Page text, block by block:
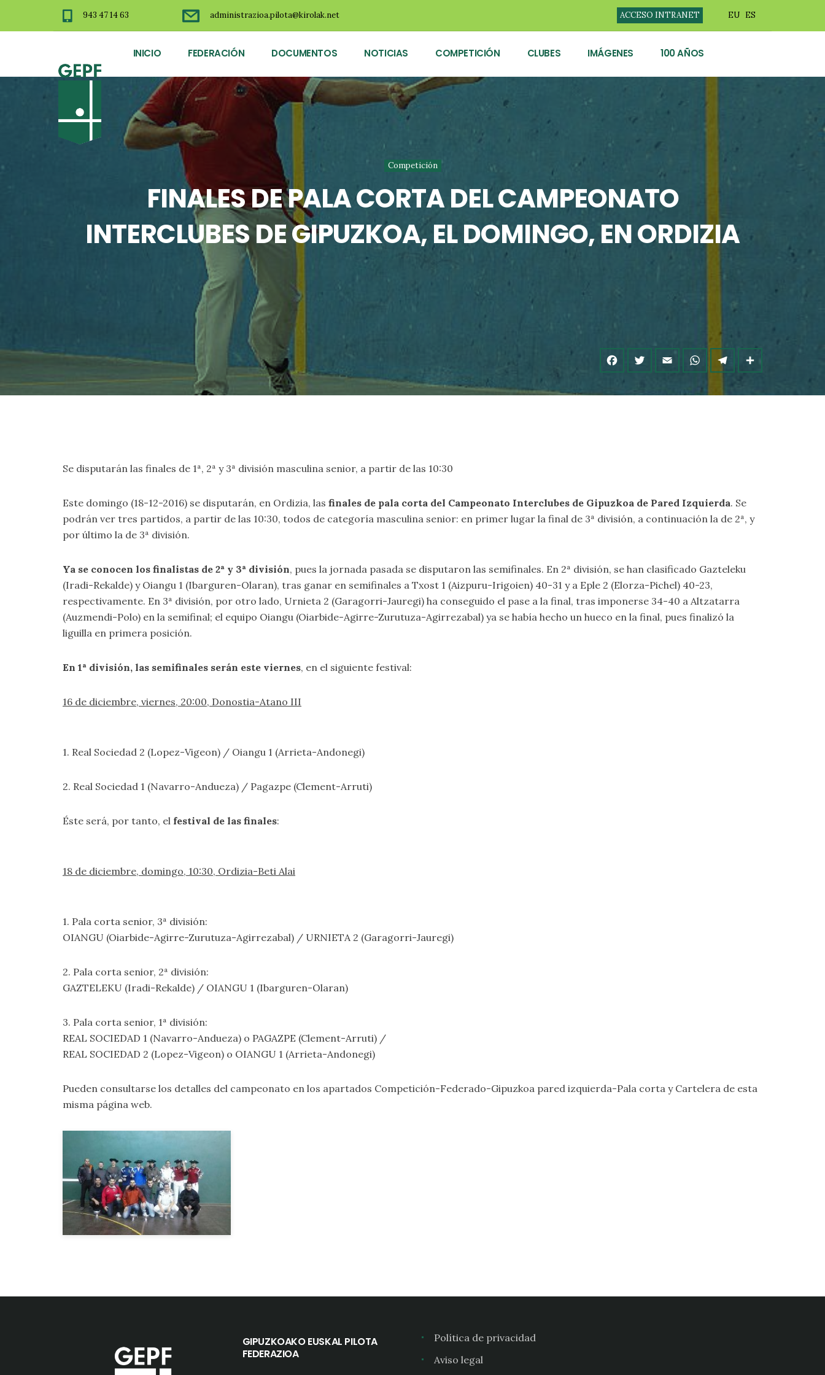
943 47 14 63 administrazioa.pilota@kirolak.net ACCESO INTRANET EU ES
INICIO FEDERACIÓN DOCUMENTOS NOTICIAS COMPETICIÓN CLUBES IMÁGENES 100 AÑOS
Competición
FINALES DE PALA CORTA DEL CAMPEONATO
INTERCLUBES DE GIPUZKOA, EL DOMINGO, EN ORDIZIA
Se disputarán las finales de 1ª, 2ª y 3ª división masculina senior, a partir de las 10:30
Este domingo (18-12-2016) se disputarán, en Ordizia, las finales de pala corta del Campeonato Interclubes de Gipuzkoa de Pared Izquierda. Se
podrán ver tres partidos, a partir de las 10:30, todos de categoría masculina senior: en primer lugar la final de 3ª división, a continuación la de 2ª, y
por último la de 3ª división.
Ya se conocen los finalistas de 2ª y 3ª división, pues la jornada pasada se disputaron las semifinales. En 2ª división, se han clasificado Gazteleku
(Iradi-Rekalde) y Oiangu 1 (Ibarguren-Olaran), tras ganar en semifinales a Txost 1 (Aizpuru-Irigoien) 40-31 y a Eple 2 (Elorza-Pichel) 40-23,
respectivamente. En 3ª división, por otro lado, Urnieta 2 (Garagorri-Jauregi) ha conseguido el pase a la final, tras imponerse 34-40 a Altzatarra
(Auzmendi-Polo) en la semifinal; el equipo Oiangu (Oiarbide-Agirre-Zurutuza-Agirrezabal) ya se había hecho un hueco en la final, pues finalizó la
liguilla en primera posición.
En 1ª división, las semifinales serán este viernes, en el siguiente festival:
16 de diciembre, viernes, 20:00, Donostia-Atano III
1. Real Sociedad 2 (Lopez-Vigeon) / Oiangu 1 (Arrieta-Andonegi)
2. Real Sociedad 1 (Navarro-Andueza) / Pagazpe (Clement-Arruti)
Éste será, por tanto, el festival de las finales:
18 de diciembre, domingo, 10:30, Ordizia-Beti Alai
1. Pala corta senior, 3ª división:
OIANGU (Oiarbide-Agirre-Zurutuza-Agirrezabal) / URNIETA 2 (Garagorri-Jauregi)
2. Pala corta senior, 2ª división:
GAZTELEKU (Iradi-Rekalde) / OIANGU 1 (Ibarguren-Olaran)
3. Pala corta senior, 1ª división:
REAL SOCIEDAD 1 (Navarro-Andueza) o PAGAZPE (Clement-Arruti) /
REAL SOCIEDAD 2 (Lopez-Vigeon) o OIANGU 1 (Arrieta-Andonegi)
Pueden consultarse los detalles del campeonato en los apartados Competición-Federado-Gipuzkoa pared izquierda-Pala corta y Cartelera de esta
misma página web.
GIPUZKOAKO EUSKAL PILOTA
FEDERAZIOA
Política de privacidad
Aviso legal